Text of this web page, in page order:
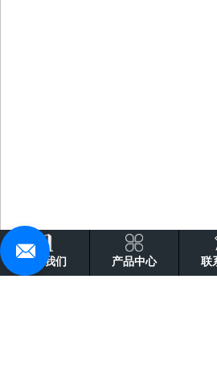
关于我们 产品中心 联